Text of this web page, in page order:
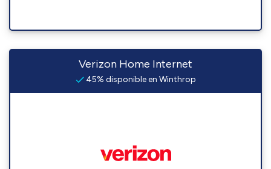
Verizon Home Internet
45% disponible en Winthrop